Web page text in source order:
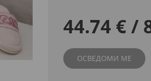
44.74 € /
ОСВЕДОМИ МЕ